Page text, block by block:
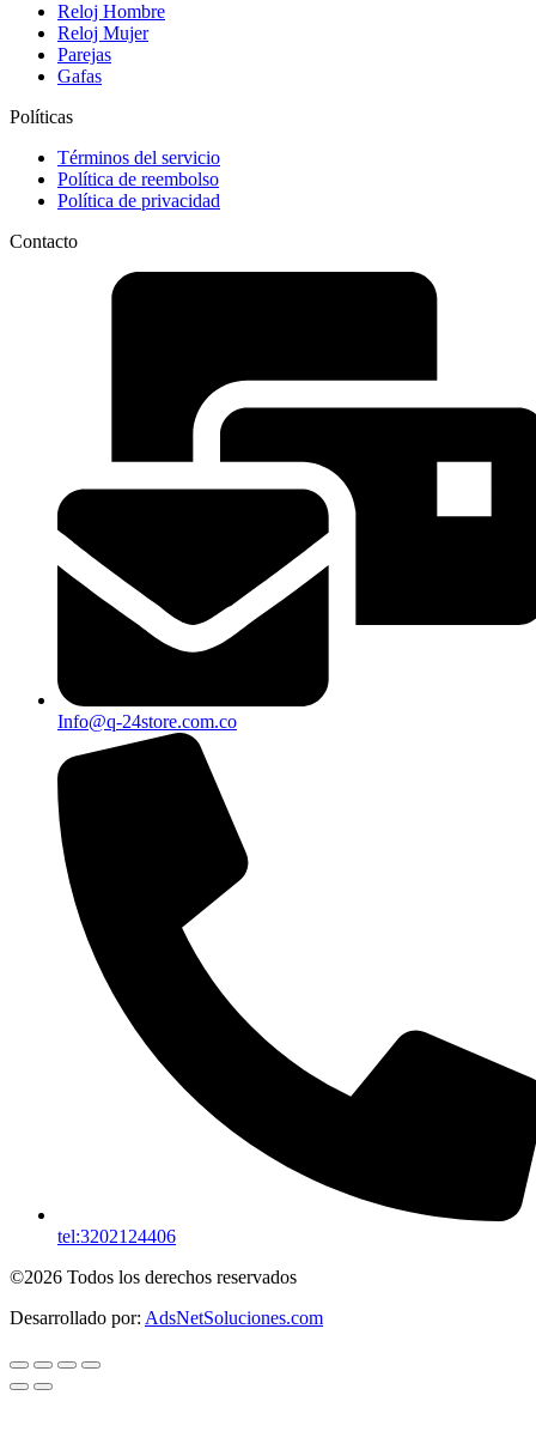
Reloj Hombre
Reloj Mujer
Parejas
Gafas
Políticas
Términos del servicio
Política de reembolso
Política de privacidad
Contacto
Info@q-24store.com.co
tel:3202124406
©2026 Todos los derechos reservados
Desarrollado por: AdsNetSoluciones.com